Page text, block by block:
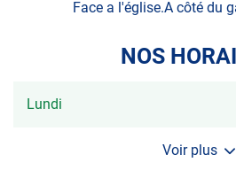
Face a l'église.A côté du
NOS
Horaires
Lundi
Voir plus
et